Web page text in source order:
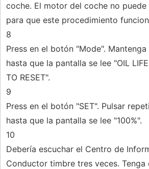
coche. El motor del coche no
para que este procedimiento
8
Press en el botón "Mode".
hasta que la pantalla se lee "OIL
TO RESET".
9
Press en el botón "SET". Pulsar
hasta que la pantalla se lee "100%".
10
Debería escuchar el Centro de
Conductor timbre tres veces. Tenga